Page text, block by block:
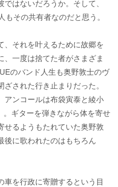
はないだろうか。そして、
その共有者なのだと思う。
それを叶えるために故郷を
一度は捨てた者がさまざま
のバンド人生も奥野敦士のヴ
された行き止まりだった。
アンコールは布袋寅泰と綾小
。ギターを弾きながら体を寄せ
せるようもたれていた奥野敦
後に歌われたのはもちろん
を行政に寄贈するという目